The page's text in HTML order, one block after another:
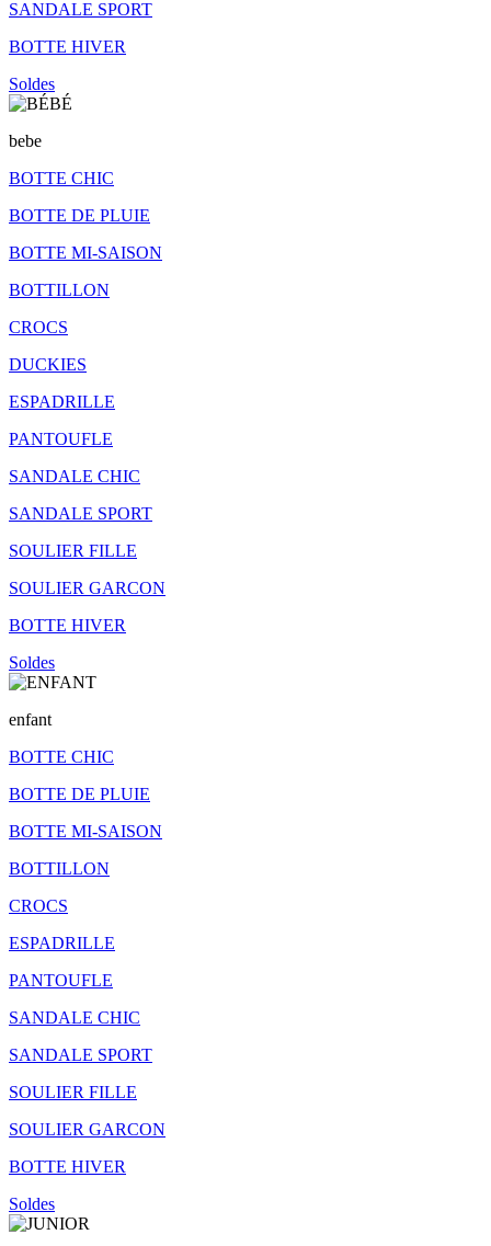
SANDALE SPORT
BOTTE HIVER
Soldes
bebe
BOTTE CHIC
BOTTE DE PLUIE
BOTTE MI-SAISON
BOTTILLON
CROCS
DUCKIES
ESPADRILLE
PANTOUFLE
SANDALE CHIC
SANDALE SPORT
SOULIER FILLE
SOULIER GARCON
BOTTE HIVER
Soldes
enfant
BOTTE CHIC
BOTTE DE PLUIE
BOTTE MI-SAISON
BOTTILLON
CROCS
ESPADRILLE
PANTOUFLE
SANDALE CHIC
SANDALE SPORT
SOULIER FILLE
SOULIER GARCON
BOTTE HIVER
Soldes